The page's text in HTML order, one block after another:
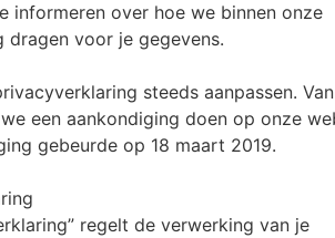
informeren over hoe we binnen onze
dragen voor je gegevens.
steeds aanpassen.
een aankondiging doen op onze
gebeurde op 18 maart 2019.
regelt de verwerking van je